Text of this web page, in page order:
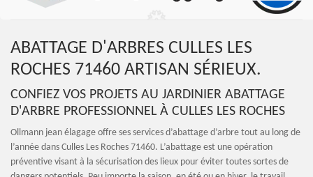
ABATTAGE D'ARBRES CULLES LES
ROCHES 71460 ARTISAN SÉRIEUX.
CONFIEZ VOS PROJETS AU JARDINIER ABATTAGE
D'ARBRE PROFESSIONNEL À CULLES LES ROCHES
Ollmann jean élagage offre ses services d’abattage d’arbre tout au long de
l’année dans Culles Les Roches 71460. L’abattage est une opération
préventive visant à la sécurisation des lieux pour éviter toutes sortes de